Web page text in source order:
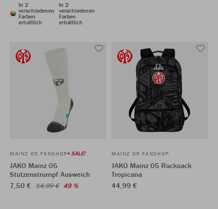
In 2
verschiedenen
Farben
erhältlich
In 2
verschiedenen
Farben
erhältlich
MAINZ 05 FANSHOP SALE!
JAKO Mainz 05
Stutzenstrumpf Ausweich
7,50 € 14,99 € 49 %
MAINZ 05 FANSHOP
JAKO Mainz 05 Rucksack
Tropicana
44,99 €